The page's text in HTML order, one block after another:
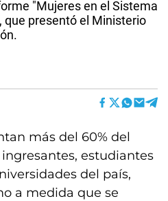
"Mujeres en el Sistema
que presentó el Ministerio
más del 60% del
estudiantes
del país,
a medida que se